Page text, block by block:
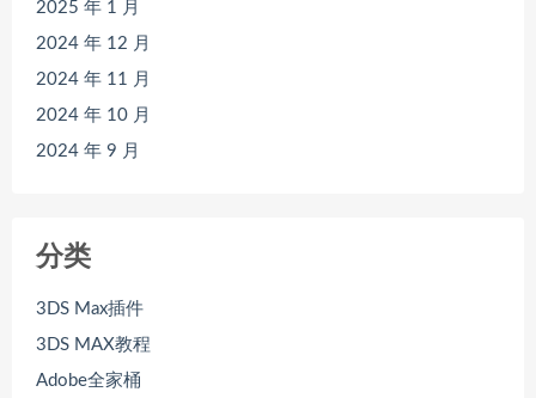
2025 年 1 月
2024 年 12 月
2024 年 11 月
2024 年 10 月
2024 年 9 月
分类
3DS Max插件
3DS MAX教程
Adobe全家桶